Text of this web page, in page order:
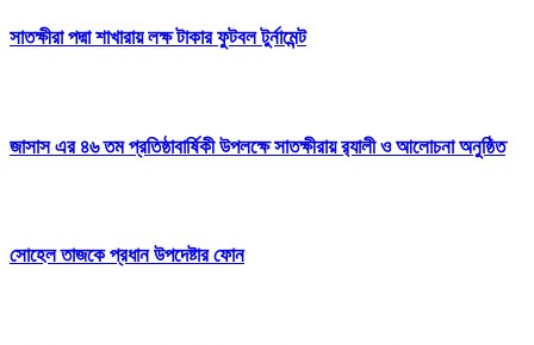
সাতক্ষীরা পদ্মা শাখারায় লক্ষ টাকার ফুটবল টুর্নামেন্ট
জাসাস এর ৪৬ তম প্রতিষ্ঠাবার্ষিকী উপলক্ষে সাতক্ষীরায় র‍্যালী ও আলোচনা অনুষ্ঠিত
সোহেল তাজকে প্রধান উপদেষ্টার ফোন